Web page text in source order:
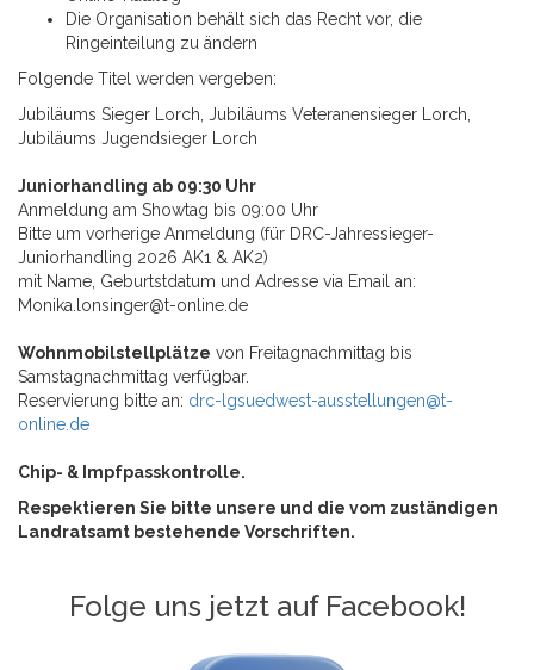
Die Organisation behält sich das Recht vor, die
Ringeinteilung zu ändern
Folgende Titel werden vergeben:
Jubiläums Sieger Lorch, Jubiläums Veteranensieger Lorch,
Jubiläums Jugendsieger Lorch
Juniorhandling ab 09:30 Uhr
Anmeldung am Showtag bis 09:00 Uhr
Bitte um vorherige Anmeldung (für DRC-Jahressieger-
Juniorhandling 2026 AK1 & AK2)
mit Name, Geburtstdatum und Adresse via Email an:
Monika.lonsinger@t-online.de
Wohnmobilstellplätze von Freitagnachmittag bis
Samstagnachmittag verfügbar.
Reservierung bitte an: drc-lgsuedwest-ausstellungen@t-
online.de
Chip- & Impfpasskontrolle.
Respektieren Sie bitte unsere und die vom zuständigen
Landratsamt bestehende Vorschriften.
Folge uns jetzt auf Facebook!